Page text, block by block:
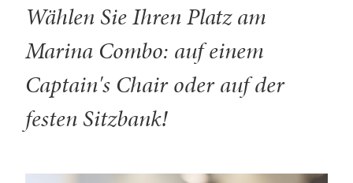
Wählen Sie Ihren Platz am
Marina Combo: auf einem
Captain's Chair oder auf der
festen Sitzbank!